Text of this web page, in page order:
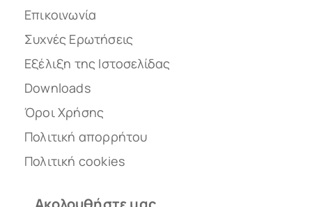
Επικοινωνία
Συχνές Ερωτήσεις
Εξέλιξη της Ιστοσελίδας
Downloads
Όροι Χρήσης
Πολιτική απορρήτου
Πολιτική cookies